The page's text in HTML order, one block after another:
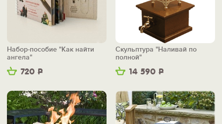
720 Р
Набор-пособие "Как найти
ангела"
14 590 Р
Скульптура "Наливай по
полной"